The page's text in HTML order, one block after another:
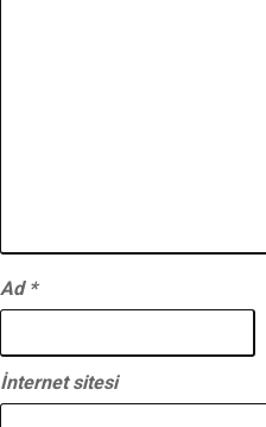
Ad *
İnternet sitesi